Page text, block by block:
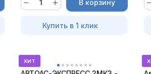
В корзину
Купить в 1 клик
хит